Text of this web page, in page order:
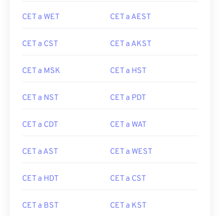
CET a WET CET a AEST
CET a CST CET a AKST
CET a MSK CET a HST
CET a NST CET a PDT
CET a CDT CET a WAT
CET a AST CET a WEST
CET a HDT CET a CST
CET a BST CET a KST